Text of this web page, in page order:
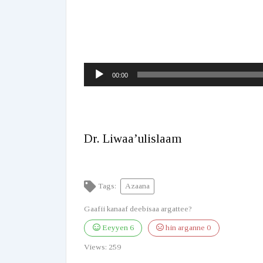
Audio00:00
Dr. Liwaa’ulislaam
Tags: Azaana
Gaafii kanaaf deebisaa argattee?
Eeyyen 6 hin arganne 0
Views: 259